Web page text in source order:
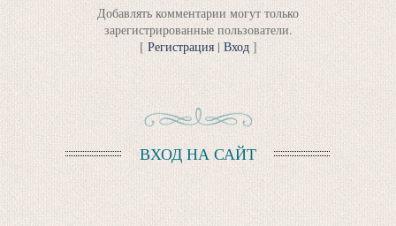
Добавлять комментарии могут только
зарегистрированные пользователи.
[ Регистрация| Вход]
ВХОД НА САЙТ